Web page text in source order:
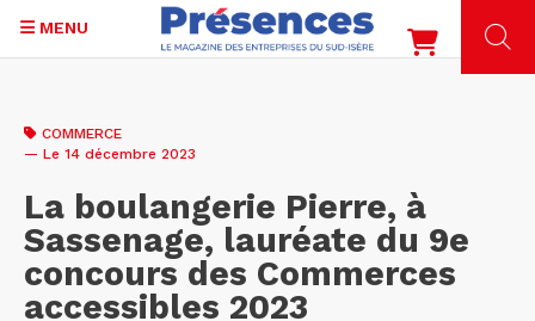
contenu
MENU
COMMERCE
— Le 14 décembre 2023
La boulangerie Pierre, à
Sassenage, lauréate du 9e
concours des Commerces
accessibles 2023